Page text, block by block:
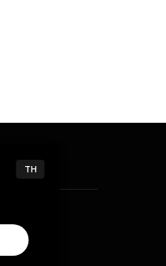
TH